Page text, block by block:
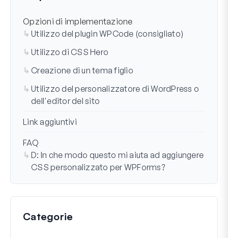
Opzioni di implementazione
Utilizzo del plugin WPCode (consigliato)
Utilizzo di CSS Hero
Creazione di un tema figlio
Utilizzo del personalizzatore di WordPress o
dell'editor del sito
Link aggiuntivi
FAQ
D: In che modo questo mi aiuta ad aggiungere
CSS personalizzato per WPForms?
Categorie